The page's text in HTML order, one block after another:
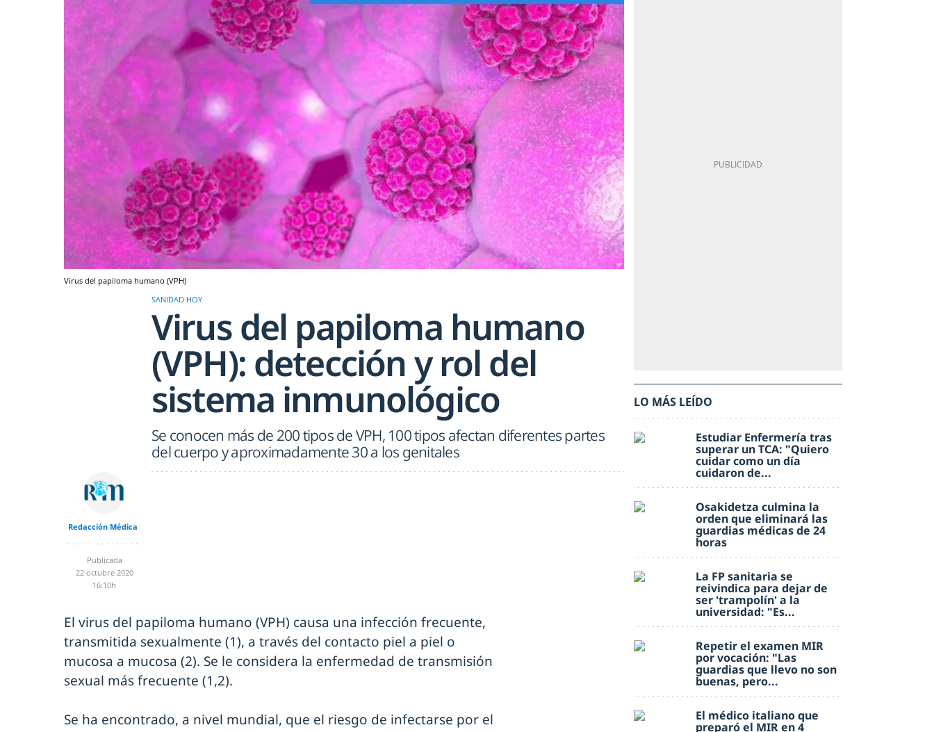
Virus del papiloma humano (VPH)
SANIDAD HOY
Virus del papiloma humano
(VPH): detección y rol del
sistema inmunológico
Se conocen más de 200 tipos de VPH, 100 tipos afectan diferentes partes
del cuerpo y aproximadamente 30 a los genitales
Redacción Médica
Publicada
22 octubre 2020
16:10h
El virus del papiloma humano (VPH) causa una infección frecuente,
transmitida sexualmente (1), a través del contacto piel a piel o
mucosa a mucosa (2). Se le considera la enfermedad de transmisión
sexual más frecuente (1,2).
Se ha encontrado, a nivel mundial, que el riesgo de infectarse por el
LO MÁS LEÍDO
Estudiar Enfermería tras
superar un TCA: "Quiero
cuidar como un día
cuidaron de...
Osakidetza culmina la
orden que eliminará las
guardias médicas de 24
horas
La FP sanitaria se
reivindica para dejar de
ser 'trampolín' a la
universidad: "Es...
Repetir el examen MIR
por vocación: "Las
guardias que llevo no son
buenas, pero...
El médico italiano que
preparó el MIR en 4